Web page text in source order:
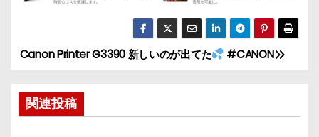
投
稿
ナ
Canon Printer G3390 新しいのが出てた #CANON
関連投稿